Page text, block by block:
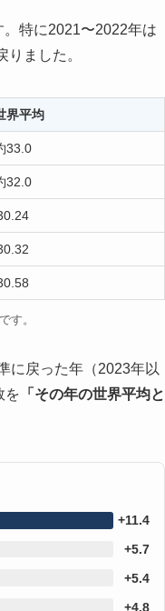
特に2021〜2022年は
ました。
界平均
33.0
32.0
す。
に戻った年（2023年以
を 「その年の世界平均と
+11.4
+5.7
+5.4
+4.8